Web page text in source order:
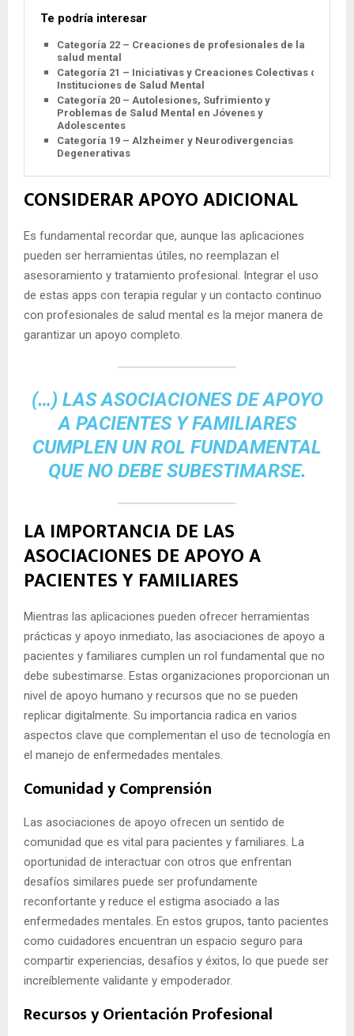
Te podría interesar
Categoría 22 – Creaciones de profesionales de la
salud mental
Categoría 21 – Iniciativas y Creaciones Colectivas de
Instituciones de Salud Mental
Categoría 20 – Autolesiones, Sufrimiento y
Problemas de Salud Mental en Jóvenes y
Adolescentes
Categoría 19 – Alzheimer y Neurodivergencias
Degenerativas
CONSIDERAR APOYO ADICIONAL
Es fundamental recordar que, aunque las aplicaciones
pueden ser herramientas útiles, no reemplazan el
asesoramiento y tratamiento profesional. Integrar el uso
de estas apps con terapia regular y un contacto continuo
con profesionales de salud mental es la mejor manera de
garantizar un apoyo completo.
(…) LAS ASOCIACIONES DE APOYO
A PACIENTES Y FAMILIARES
CUMPLEN UN ROL FUNDAMENTAL
QUE NO DEBE SUBESTIMARSE.
LA IMPORTANCIA DE LAS
ASOCIACIONES DE APOYO A
PACIENTES Y FAMILIARES
Mientras las aplicaciones pueden ofrecer herramientas
prácticas y apoyo inmediato, las asociaciones de apoyo a
pacientes y familiares cumplen un rol fundamental que no
debe subestimarse. Estas organizaciones proporcionan un
nivel de apoyo humano y recursos que no se pueden
replicar digitalmente. Su importancia radica en varios
aspectos clave que complementan el uso de tecnología en
el manejo de enfermedades mentales.
Comunidad y Comprensión
Las asociaciones de apoyo ofrecen un sentido de
comunidad que es vital para pacientes y familiares. La
oportunidad de interactuar con otros que enfrentan
desafíos similares puede ser profundamente
reconfortante y reduce el estigma asociado a las
enfermedades mentales. En estos grupos, tanto pacientes
como cuidadores encuentran un espacio seguro para
compartir experiencias, desafíos y éxitos, lo que puede ser
increíblemente validante y empoderador.
Recursos y Orientación Profesional